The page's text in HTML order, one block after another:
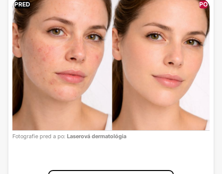
PRED PO
Fotografie pred a po: Laserová dermatológia